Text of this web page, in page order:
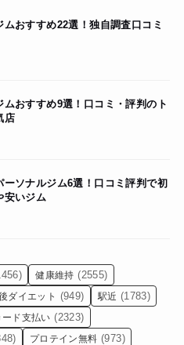
おすすめ22選！独自調査口コミ
おすすめ9選！口コミ・評判のト
店
ーソナルジム6選！口コミ評判で初
安いジム
健康維持 (2555)
ダイエット (949) 駅近 (1783)
ド支払い (2323)
プロテイン無料 (973)